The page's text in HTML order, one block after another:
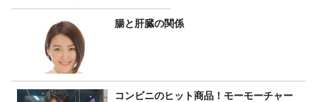
7/26(日)23時スタート！
腸と肝臓の関係
コンビニのヒット商品！モーモーチャー